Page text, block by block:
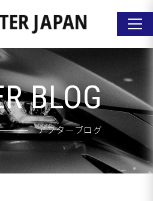
BLOG
アフターブログ